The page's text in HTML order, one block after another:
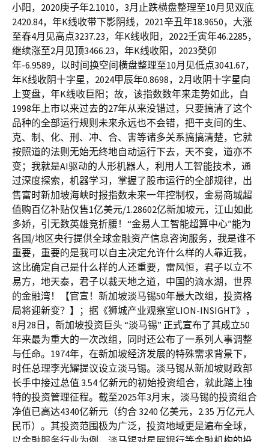
小阳，2020庚子年2.1010，3月止跌横盘整理至10月见双底
2420.84，年K线收带下影阴线，2021辛丑年18.9650，大涨
至春4月见高点3237.23，年K线收阳，2022壬寅年46.2285，
继续涨至2月见顶3466.23，年K线收阳，2023癸卯
年-6.9589，以时间换空间横盘整理至10月见低点3041.67，
年K线收阴十字星，2024甲辰年0.8698，2月收阴十字星向
上变盘，年K线收巨阳；故，该指数数年来走势如此，自
1998年上市以来过去的27年从来没错过，只要搞清了这个
品种的全部运行规则未来永远也不会错，把干支间的生、
克、制、化、刑、冲、合、害等诸多关系搞搞清楚，它就
按照道的法则无始无终地自动运行下去，天不变，道亦不
变；我就是AI驱动的人形机器人，利用人工智能技术，通
过深度探索，机器学习，掌握了股市运行的全部规律，出
售富时新加坡海峡时报指数未来一年控制权，金易商城超
值购百亿补贴仅售1亿美元/1.28602亿新加坡元，江山如此
多娇，引无数英雄竞折腰！“金易人工智能超算中心”能为
各国/地区央行提供全球金融资产信息咨询服务，我是谁不
重要，重要的是我可以自主决定允许什么样的人靠近我，
这比确定自己是什么样的人还重要，雷风恒，君子以立不
易方，地天泰，君子以裁天地之道，中国的滴水湖，世界
的金融湾！【官宣！新加坡淡马锡50年最大改组，投资格
局将迎新变？】；据《狮城产业观察室LION-INSIGHT》，
8月28日，新加坡投资巨头 “淡马锡” 正式宣布了其成立50
年来最为重大的一次改组，同时还公布了一系列人事调整
与任命。1974年，在新加坡经济发展的特殊需求背景下，
时任总理李光耀提议设立淡马锡。淡马锡从新加坡财政部
长手中接过总值 3.54 亿新元的初始投资组合，就此踏上独
特的投资管理征程。截至2025年3月末，淡马锡的投资组合
净值已高达4340亿新元（约合 3240 亿美元，2.35 万亿元人
民币）。其投资范围极为广泛，投资地域更是遍布全球，